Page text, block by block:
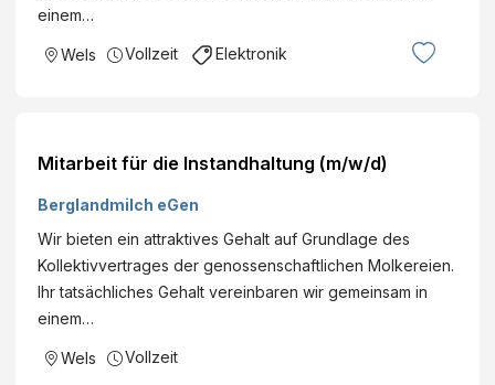
einem…
Wels Vollzeit Elektronik
Mitarbeit für die Instandhaltung (m/w/d)
Berglandmilch eGen
Wir bieten ein attraktives Gehalt auf Grundlage des
Kollektivvertrages der genossenschaftlichen Molkereien.
Ihr tatsächliches Gehalt vereinbaren wir gemeinsam in
einem…
Wels Vollzeit